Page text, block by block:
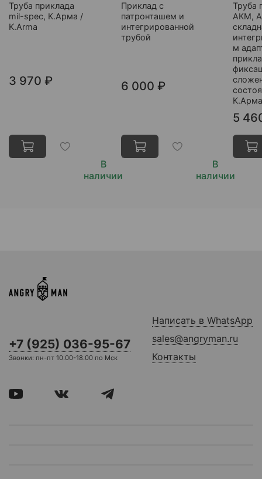
Труба приклада
mil-spec, К.Арма /
K.Arma
В
наличии
3 970 ₽
Приклад с
патронташем и
интегрированной
трубой
В
наличии
6 000 ₽
Труба
АКМ,
м
5
+7 (925) 036-95-67
Звонки: пн-пт 10.00-18.00 по Мск
Написать в WhatsApp
sales@angryman.ru
Контакты